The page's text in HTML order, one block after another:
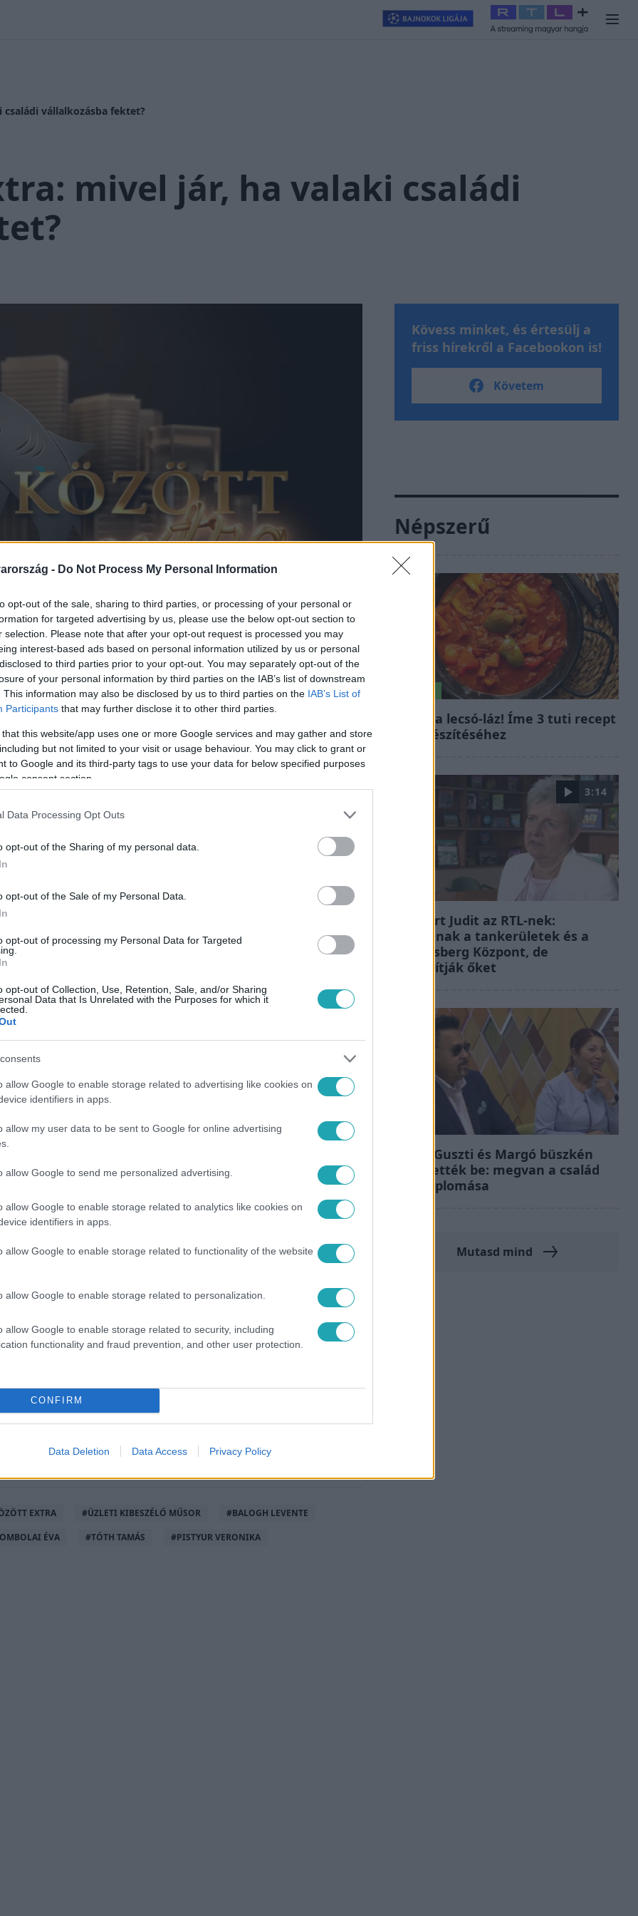
- Do Not Process My Personal Information
opt-out of the sale, sharing to third parties, or processing of your personal or
for targeted advertising by us, please use the below opt-out section to
selection. Please note that after your opt-out request is processed you may
interest-based ads based on personal information utilized by us or personal
to third parties prior to your opt-out. You may separately opt-out of the
of your personal information by third parties on the IAB’s list of downstream
This information may also be disclosed by us to third parties on the IAB’s List of
Participants that may further disclose it to other third parties.
that this website/app uses one or more Google services and may gather and store
but not limited to your visit or usage behaviour. You may click to grant or
to Google and its third-party tags to use your data for below specified purposes
consent section.
Data Processing Opt Outs
opt-out of the Sharing of my personal data.
opt-out of the Sale of my Personal Data.
opt-out of processing my Personal Data for Targeted
opt-out of Collection, Use, Retention, Sale, and/or Sharing
Data that Is Unrelated with the Purposes for which it
allow Google to enable storage related to advertising like cookies on
identifiers in apps.
allow my user data to be sent to Google for online advertising
allow Google to send me personalized advertising.
allow Google to enable storage related to analytics like cookies on
identifiers in apps.
allow Google to enable storage related to functionality of the website
allow Google to enable storage related to personalization.
allow Google to enable storage related to security, including
functionality and fraud prevention, and other user protection.
CONFIRM
Data Deletion Data Access Privacy Policy
RTL+ #Exek csatája 2026 #Celeb vagyok, ments
vállalkozásba fektet?
mivel jár, ha valaki családi
RTL.hu-n a Cápák között üzleti kibeszélő
a Mancsopell családi vállalkozás
os részesedést vállalt. Az epizódban
nehézségei és lehetőségei.
a családi vállalkozás
sikeres fejlődésben, kiderül a Cápák
között legyen a Google-találatokban!
EXTRA #ÜZLETI KIBESZÉLŐ MŰSOR #BALOGH LEVENTE
ÉVA #TÓTH TAMÁS #PISTYUR VERONIKA
Kövess minket, és értesülj a
friss hírekről a Facebookon is!
Követem
Népszerű
Kitört a lecsó-láz! Íme 3 tuti recept
az elkészítéséhez
3:14
Lannert Judit az RTL-nek:
Maradnak a tankerületek és a
Klebelsberg Központ, de
átalakítják őket
Bódig Guszti és Margó büszkén
jelentették be: megvan a család
első diplomása
Mutasd mind